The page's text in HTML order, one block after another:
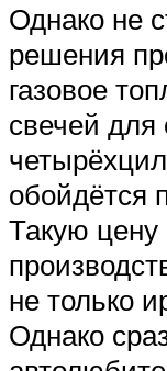
Однако не
решения
газовое
свечей для
обойдётся
Такую
не только
Однако